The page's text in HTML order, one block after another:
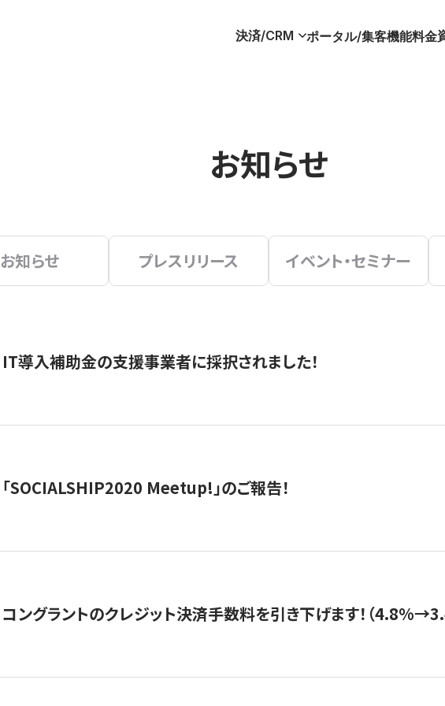
決済/CRM ポータル/集客機能料金
お知らせ
お知らせ プレスリリース イベント・セミナー
IT導入補助金の支援事業者に採択されました！
「SOCIALSHIP2020 Meetup!」のご報告！
コングラントのクレジット決済手数料を引き下げます！（